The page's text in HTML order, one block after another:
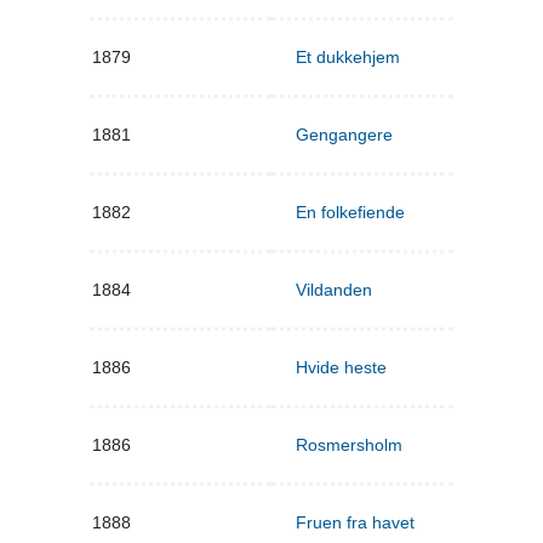
1879 Et dukkehjem
1881 Gengangere
1882 En folkefiende
1884 Vildanden
1886 Hvide heste
1886 Rosmersholm
1888 Fruen fra havet